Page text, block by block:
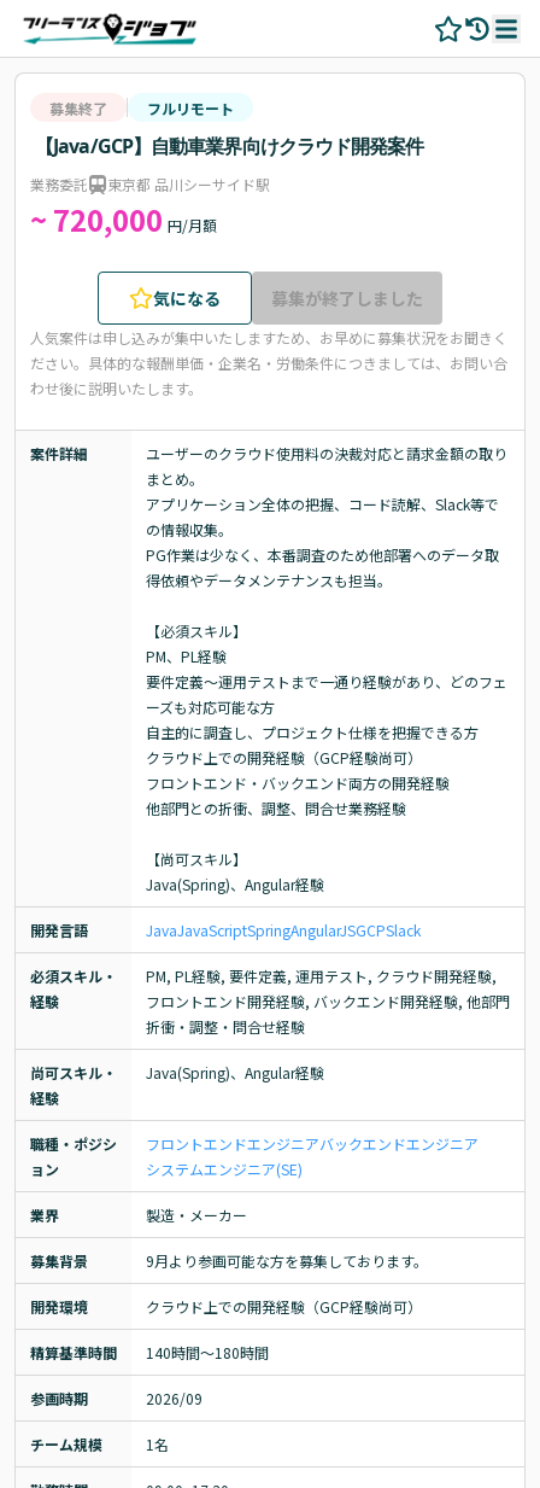
募集終了 フルリモート
【Java/GCP】自動車業界向けクラウド開発案件
業務委託 東京都 品川シーサイド駅
~ 720,000 円/月額
気になる 募集が終了しました
人気案件は申し込みが集中いたしますため、お早めに募集状況をお聞きく
ださい。 具体的な報酬単価・企業名・労働条件につきましては、お問い合
わせ後に説明いたします。
案件詳細
ユーザーのクラウド使用料の決裁対応と請求金額の取り
まとめ。
アプリケーション全体の把握、コード読解、Slack等で
の情報収集。
PG作業は少なく、本番調査のため他部署へのデータ取
得依頼やデータメンテナンスも担当。
【必須スキル】
PM、PL経験
要件定義～運用テストまで一通り経験があり、どのフェ
ーズも対応可能な方
自主的に調査し、プロジェクト仕様を把握できる方
クラウド上での開発経験（GCP経験尚可）
フロントエンド・バックエンド両方の開発経験
他部門との折衝、調整、問合せ業務経験
【尚可スキル】
Java(Spring)、Angular経験
開発言語 JavaJavaScriptSpringAngularJSGCPSlack
必須スキル・
経験
PM, PL経験, 要件定義, 運用テスト, クラウド開発経験,
フロントエンド開発経験, バックエンド開発経験, 他部門
折衝・調整・問合せ経験
尚可スキル・
経験
Java(Spring)、Angular経験
職種・ポジシ
ョン
フロントエンドエンジニアバックエンドエンジニア
システムエンジニア(SE)
業界 製造・メーカー
募集背景 9月より参画可能な方を募集しております。
開発環境 クラウド上での開発経験（GCP経験尚可）
精算基準時間 140時間〜180時間
参画時期 2026/09
チーム規模 1名